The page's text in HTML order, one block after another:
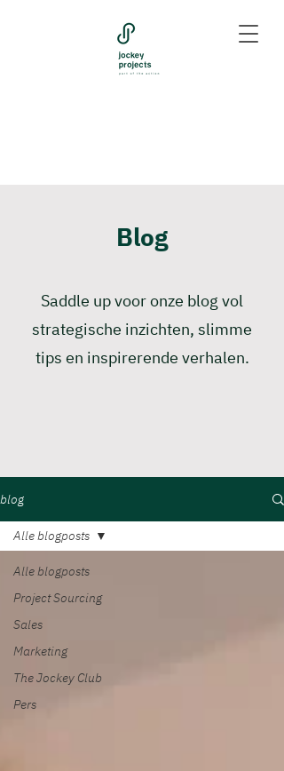
Blog
Saddle up voor onze blog vol
strategische inzichten, slimme
tips en inspirerende verhalen.
blog
Alle blogposts
Project Sourcing
Sales
Marketing
The Jockey Club
Pers
Alle blogposts